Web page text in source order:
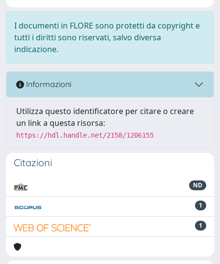
I documenti in FLORE sono protetti da copyright e
tutti i diritti sono riservati, salvo diversa
indicazione.
Informazioni
Utilizza questo identificatore per citare o creare
un link a questa risorsa:
https://hdl.handle.net/2158/1206155
Citazioni
ND
1
1